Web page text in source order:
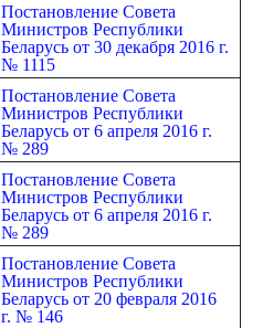
Постановление Совета
Министров Республики
Беларусь от 30 декабря 2016 г.
№ 1115
Постановление Совета
Министров Республики
Беларусь от 6 апреля 2016 г.
№ 289
Постановление Совета
Министров Республики
Беларусь от 6 апреля 2016 г.
№ 289
Постановление Совета
Министров Республики
Беларусь от 20 февраля 2016
г. № 146